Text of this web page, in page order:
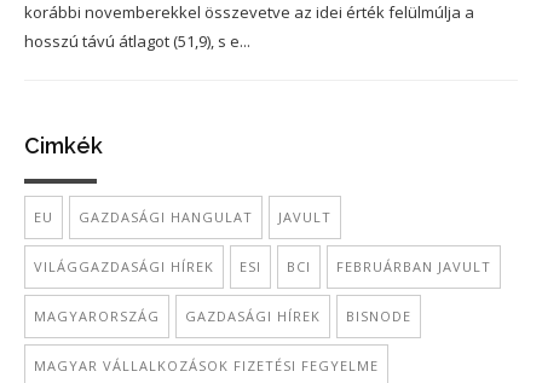
korábbi novemberekkel összevetve az idei érték felülmúlja a
hosszú távú átlagot (51,9), s e...
Cimkék
EU GAZDASÁGI HANGULAT JAVULT
VILÁGGAZDASÁGI HÍREK ESI BCI FEBRUÁRBAN JAVULT
MAGYARORSZÁG GAZDASÁGI HÍREK BISNODE
MAGYAR VÁLLALKOZÁSOK FIZETÉSI FEGYELME